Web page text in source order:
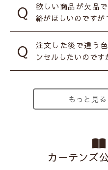
欲しい商品が欠品
絡がほしいのですが
注文した後で違う
ンセルしたいのです
もっと見る
カーテンズ